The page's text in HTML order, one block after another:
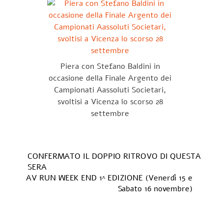
Piera con Stefano Baldini in
occasione della Finale Argento dei
Campionati Aassoluti Societari,
svoltisi a Vicenza lo scorso 28
settembre
CONFERMATO IL DOPPIO RITROVO DI QUESTA
SERA
AV RUN WEEK END 1^ EDIZIONE (Venerdì 15 e
Sabato 16 novembre)